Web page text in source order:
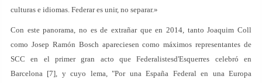
culturas e idiomas. Federar es unir, no separar.»
Con este panorama, no es de extrañar que en 2014, tanto Joaquim Coll
como Josep Ramón Bosch apareciesen como máximos representantes de
SCC en el primer gran acto que Federalistesd'Esquerres celebró en
Barcelona [7], y cuyo lema, "Por una España Federal en una Europa